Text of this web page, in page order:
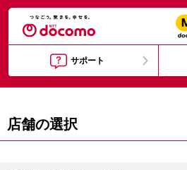
サポート
店舗の選択